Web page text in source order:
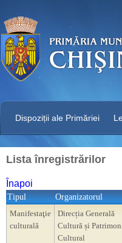
Dispoziții ale Primăriei
Lista înregistrărilor
Înapoi
Tipul Organizatorul
Manifestaţie
culturală
Direcția Generală
Cultură și
Cultural